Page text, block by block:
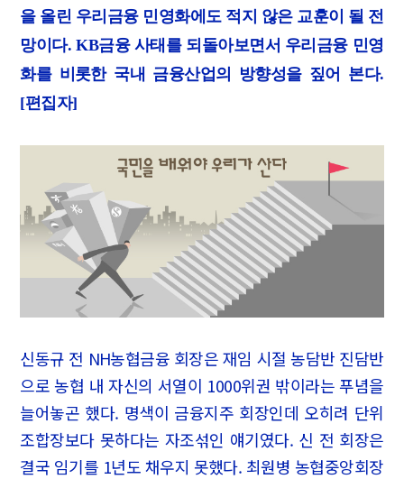
을 올린 우리금융 민영화에도 적지 않은 교훈이 될 전
망이다. KB금융 사태를 되돌아보면서 우리금융 민영
화를 비롯한 국내 금융산업의 방향성을 짚어 본다.
[편집자]
신동규 전 NH농협금융 회장은 재임 시절 농담반 진담반
으로 농협 내 자신의 서열이 1000위권 밖이라는 푸념을
늘어놓곤 했다. 명색이 금융지주 회장인데 오히려 단위
조합장보다 못하다는 자조섞인 얘기였다. 신 전 회장은
결국 임기를 1년도 채우지 못했다. 최원병 농협중앙회장